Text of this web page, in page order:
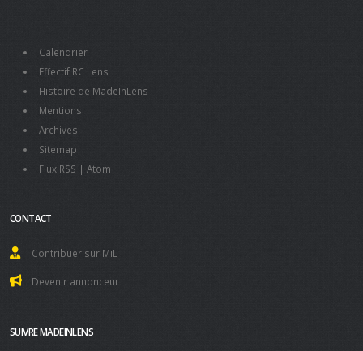
Calendrier
Effectif RC Lens
Histoire de MadeInLens
Mentions
Archives
Sitemap
Flux RSS | Atom
CONTACT
Contribuer sur MiL
Devenir annonceur
SUIVRE MADEINLENS